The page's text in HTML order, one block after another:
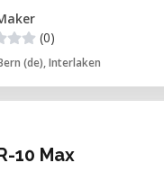
(0)
(de), Interlaken
10 Max